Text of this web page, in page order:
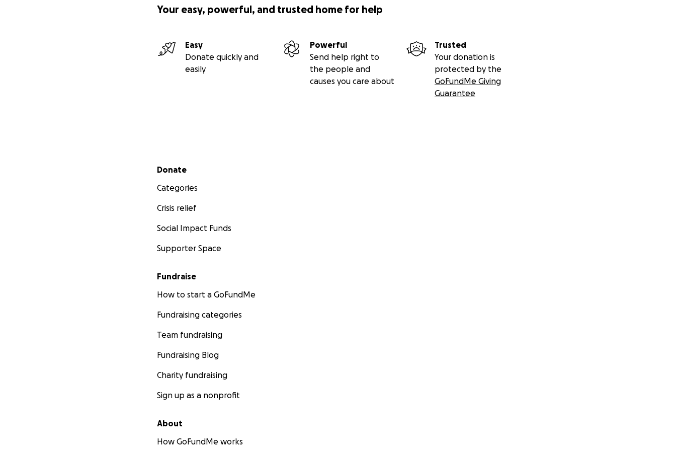
Your easy, powerful, and trusted home for help
Easy
Donate quickly and
easily
Powerful
Send help right to
the people and
causes you care about
Trusted
Your donation is
protected by the
GoFundMe Giving
Guarantee
Secondary menu
Donate
Categories
Crisis relief
Social Impact Funds
Supporter Space
Fundraise
How to start a GoFundMe
Fundraising categories
Team fundraising
Fundraising Blog
Charity fundraising
Sign up as a nonprofit
About
How GoFundMe works